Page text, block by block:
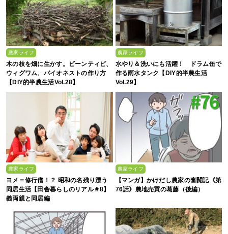
農家ライフ
木の枝を畑に生かす。ビーンティピ、
ウィグワム、バイオネストの作り方
【DIY的半農生活Vol.28】
農家ライフ
水やり＆洗いにも活躍！ ドラム缶で
作る雨水タンク【DIY的半農生活
Vol.29】
農家ライフ
ヨメ＝修行僧！？ 昭和の名残り漂う
同居生活【田舎暮らしのリアル＃8】
義両親と同居編
農家ライフ
【マンガ】かけだし農家の奮闘記《第
76話》農地売買の葛藤（後編）